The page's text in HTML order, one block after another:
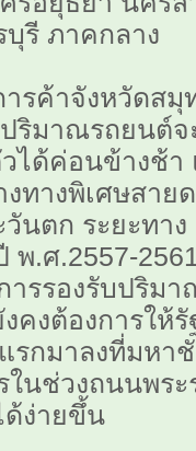
บุรี ภาคกลาง
จังหวัดสมุทร
ปริมาณรถยนต์
ได้ค่อนข้างช้า
ทางพิเศษสา
นตก ระยะทาง
พ.ศ.2557-
ารรองรับปริม
คงต้องการให้
รกมาลงที่มห
นช่วงถนนพร
ด้ง่ายขึ้น